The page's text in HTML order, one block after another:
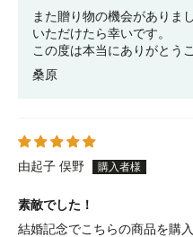
また贈り物の機会がありま
いただけたら幸いです。
この度は本当にありがとう
桑原
由起子 俣野
素敵でした！
結婚記念でこちらの商品を購